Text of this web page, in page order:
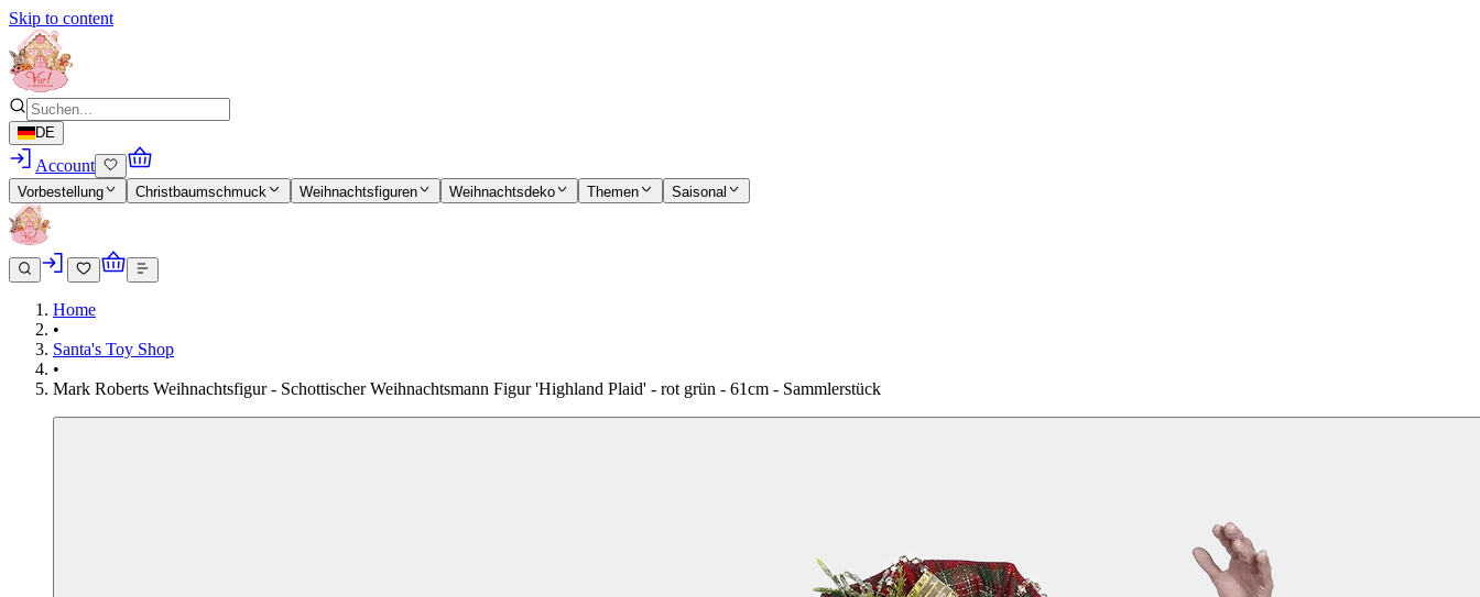
Skip to content
DE
Account
Vorbestellung Christbaumschmuck Weihnachtsfiguren Weihnachtsdeko Themen Saisonal
Home
•
Santa's Toy Shop
•
Mark Roberts Weihnachtsfigur - Schottischer Weihnachtsmann Figur 'Highland Plaid' - rot grün - 61cm - Sammlerstück